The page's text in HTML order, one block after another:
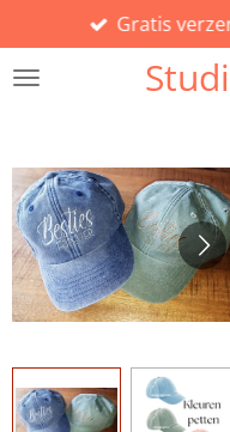
direct
naar
Gratis